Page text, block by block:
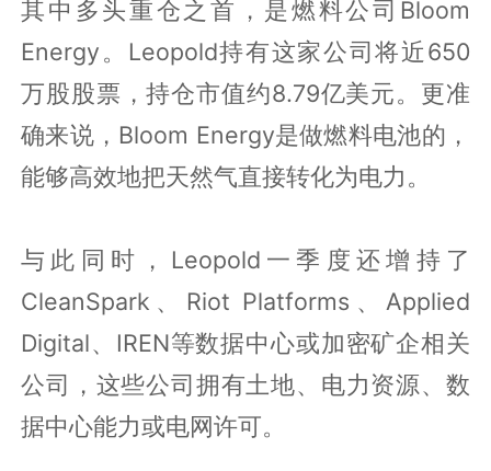
其中多头重仓之首，是燃料公司Bloom
Energy。Leopold持有这家公司将近650
万股股票，持仓市值约8.79亿美元。更准
确来说，Bloom Energy是做燃料电池的，
能够高效地把天然气直接转化为电力。
与此同时，Leopold一季度还增持了
CleanSpark、Riot Platforms、Applied
Digital、IREN等数据中心或加密矿企相关
公司，这些公司拥有土地、电力资源、数
据中心能力或电网许可。